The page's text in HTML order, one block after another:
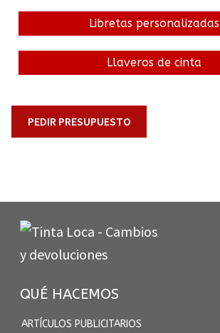
Libretas personalizadas
Llaveros de cinta
PEDIR PRESUPUESTO
QUÉ HACEMOS
ARTÍCULOS PUBLICITARIOS